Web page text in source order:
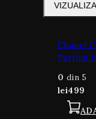
Chanel
Parfum
0 din 5
lei499